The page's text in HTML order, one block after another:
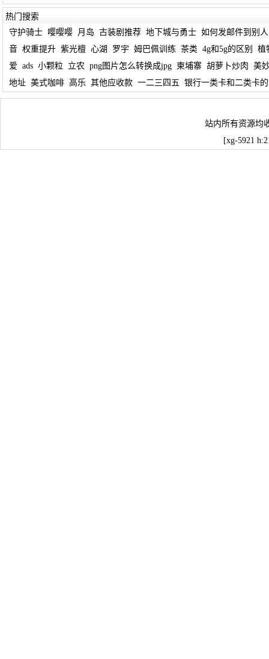
热门搜索
守护骑士
嘤嘤嘤 月岛 古装剧推荐 地下城与勇士 如何发邮件到别
音 权重提升 紫光檀 心湖 罗宇 姆巴佩训练 茶类 4g和5g的区别
植
爱 ads 小颗粒 立农 png图片怎么转换成jpg 柬埔寨 胡萝卜炒肉
美
地址 美式咖啡 高乐 其他应收款 一二三四五 银行一类卡和二类卡
站内所有资源均
[xg-5921